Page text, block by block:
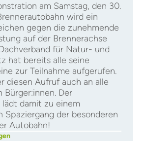
am Samstag, den 30.
wird ein
gegen die zunehmende
auf der Brennerachse
für Natur- und
hat bereits alle seine
zur Teilnahme aufgerufen.
diesen Aufruf auch an alle
Bürger:innen. Der
lädt damit zu einem
Spaziergang der besonderen
Autobahn!